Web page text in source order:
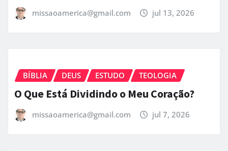
missaoamerica@gmail.com jul 13, 2026
BÍBLIA DEUS ESTUDO TEOLOGIA
O Que Está Dividindo o Meu Coração?
missaoamerica@gmail.com jul 7, 2026